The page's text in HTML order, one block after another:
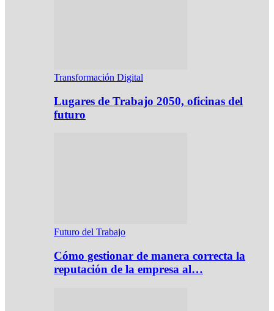
Transformación Digital
Lugares de Trabajo 2050, oficinas del
futuro
Futuro del Trabajo
Cómo gestionar de manera correcta la
reputación de la empresa al…